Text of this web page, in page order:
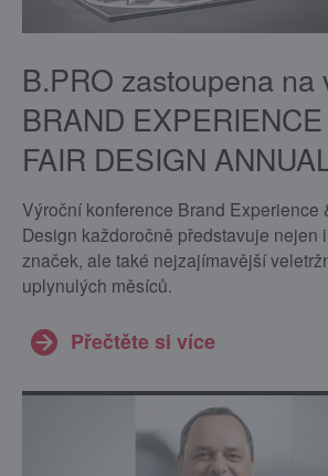
B.PRO zastoupena na
BRAND
FAIR DESIGN
Výroční konference Brand Experience
Design každoročně představuje nejen
značek, ale také nejzajímavější
uplynulých měsíců.
Přečtěte si více